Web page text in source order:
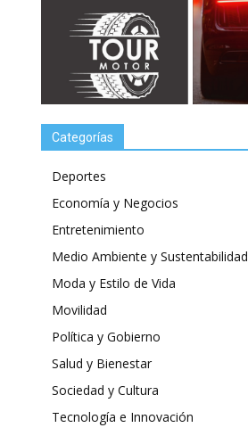
Categorías
Deportes
Economía y Negocios
Entretenimiento
Medio Ambiente y Sustentabilidad
Moda y Estilo de Vida
Movilidad
Política y Gobierno
Salud y Bienestar
Sociedad y Cultura
Tecnología e Innovación